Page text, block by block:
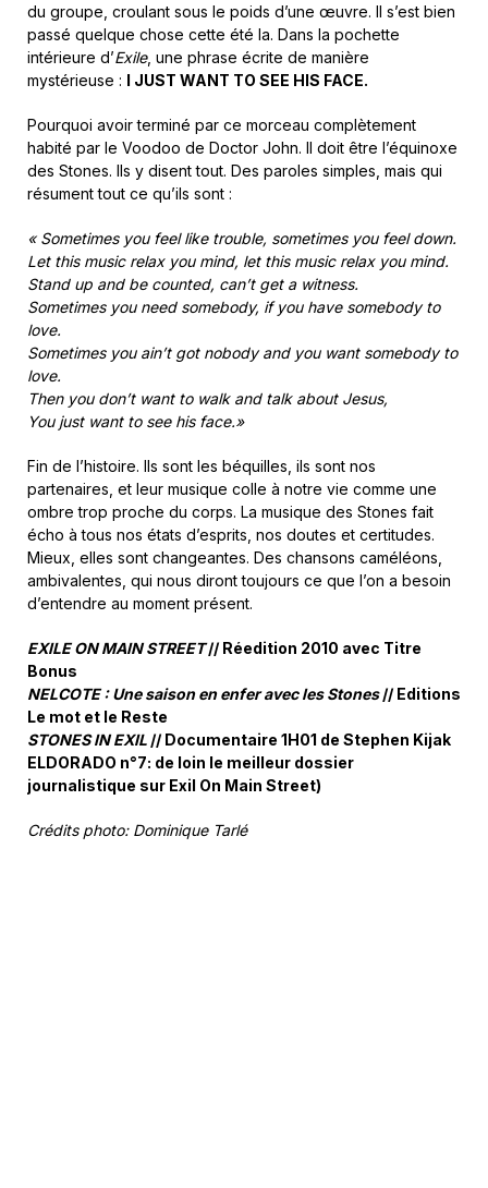
du groupe, croulant sous le poids d’une œuvre. Il s’est bien
passé quelque chose cette été la. Dans la pochette
intérieure d’Exile, une phrase écrite de manière
mystérieuse :
I JUST WANT TO SEE HIS FACE.
Pourquoi avoir terminé par ce morceau complètement
habité par le Voodoo de Doctor John. Il doit être l’équinoxe
des Stones. Ils y disent tout. Des paroles simples, mais qui
résument tout ce qu’ils sont :
«Sometimes you feel like trouble, sometimes you feel down.
Let this music relax you mind, let this music relax you mind.
Stand up and be counted, can’t get a witness.
Sometimes you need somebody, if you have somebody to
love.
Sometimes you ain’t got nobody and you want somebody to
love.
Then you don’t want to walk and talk about Jesus,
You just want to see his face.»
Fin de l’histoire. Ils sont les béquilles, ils sont nos
partenaires, et leur musique colle à notre vie comme une
ombre trop proche du corps. La musique des Stones fait
écho à tous nos états d’esprits, nos doutes et certitudes.
Mieux, elles sont changeantes. Des chansons caméléons,
ambivalentes, qui nous diront toujours ce que l’on a besoin
d’entendre au moment présent.
EXILE ON MAIN STREET// Réedition 2010 avec Titre
Bonus
NELCOTE : Une saison en enfer avec les Stones// Editions
Le mot et le Reste
STONES IN EXIL// Documentaire 1H01 de Stephen Kijak
ELDORADO n°7: de loin le meilleur dossier
journalistique sur Exil On Main Street)
Crédits photo: Dominique Tarlé